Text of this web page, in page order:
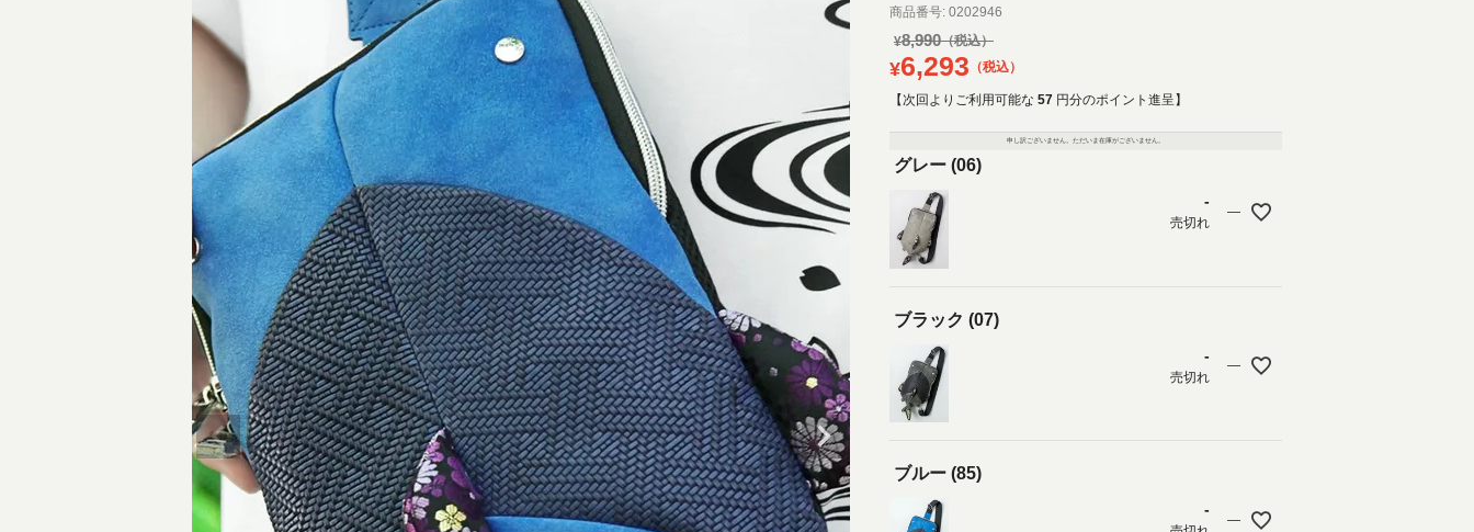
商品番号 0202946
¥8,990
¥6,293 税込
【次回よりご利用可能な 57 円分のポイント進呈】
グレー (06)
-
売切れ
—
ブラック (07)
-
売切れ
—
ブルー (85)
-
—
申し訳ございません。ただいま在庫がございません。